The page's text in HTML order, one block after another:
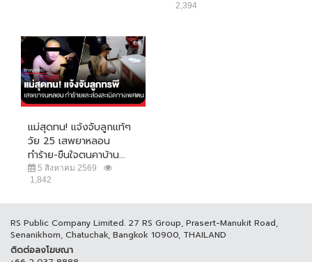
2,394
แม่สุดทน! แจ้งจับลูกแท้ๆ
วัย 25 เสพยาหลอน
ทำร้าย-ขืนใจตนคาบ้าน...
5 สิงหาคม 2569
1,842
RS Public Company Limited. 27 RS Group, Prasert-Manukit Road,
Senanikhom, Chatuchak, Bangkok 10900, THAILAND
ติดต่อลงโฆษณา